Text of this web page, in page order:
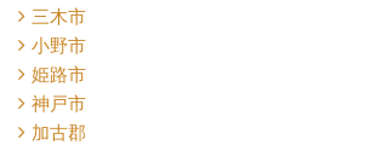
三木市
小野市
姫路市
神戸市
加古郡